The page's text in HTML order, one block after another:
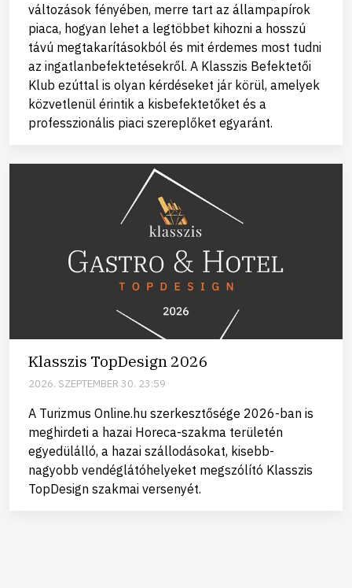
változások fényében, merre tart az állampapírok
piaca, hogyan lehet a legtöbbet kihozni a hosszú
távú megtakarításokból és mit érdemes most tudni
az ingatlanbefektetésekről. A Klasszis Befektetői
Klub ezúttal is olyan kérdéseket jár körül, amelyek
közvetlenül érintik a kisbefektetőket és a
professzionális piaci szereplőket egyaránt.
Klasszis TopDesign 2026
2026. SZEPTEMBER 30. 23:59
A Turizmus Online.hu szerkesztősége 2026-ban is
meghirdeti a hazai Horeca-szakma területén
egyedülálló, a hazai szállodásokat, kisebb-
nagyobb vendéglátóhelyeket megszólító Klasszis
TopDesign szakmai versenyét.